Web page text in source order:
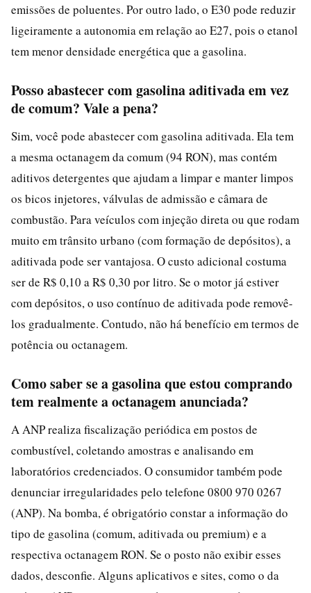
emissões de poluentes. Por outro lado, o E30 pode reduzir
ligeiramente a autonomia em relação ao E27, pois o etanol
tem menor densidade energética que a gasolina.
Posso abastecer com gasolina aditivada em vez
de comum? Vale a pena?
Sim, você pode abastecer com gasolina aditivada. Ela tem
a mesma octanagem da comum (94 RON), mas contém
aditivos detergentes que ajudam a limpar e manter limpos
os bicos injetores, válvulas de admissão e câmara de
combustão. Para veículos com injeção direta ou que rodam
muito em trânsito urbano (com formação de depósitos), a
aditivada pode ser vantajosa. O custo adicional costuma
ser de R$ 0,10 a R$ 0,30 por litro. Se o motor já estiver
com depósitos, o uso contínuo de aditivada pode removê-
los gradualmente. Contudo, não há benefício em termos de
potência ou octanagem.
Como saber se a gasolina que estou comprando
tem realmente a octanagem anunciada?
A ANP realiza fiscalização periódica em postos de
combustível, coletando amostras e analisando em
laboratórios credenciados. O consumidor também pode
denunciar irregularidades pelo telefone 0800 970 0267
(ANP). Na bomba, é obrigatório constar a informação do
tipo de gasolina (comum, aditivada ou premium) e a
respectiva octanagem RON. Se o posto não exibir esses
dados, desconfie. Alguns aplicativos e sites, como o da